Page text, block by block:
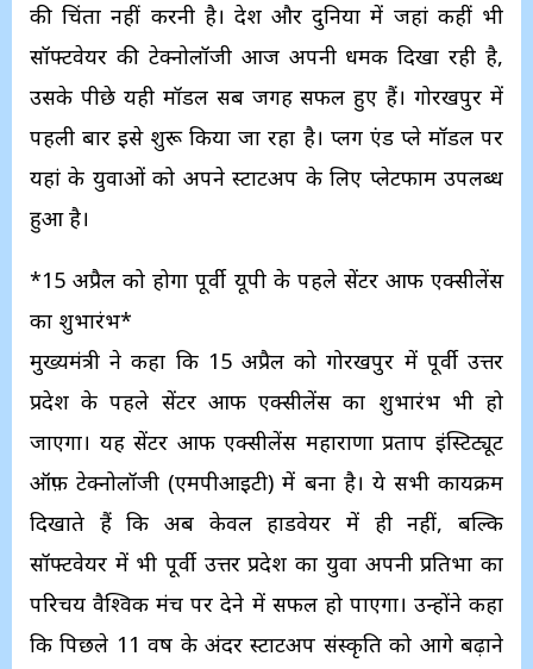
की चिंता नहीं करनी है। देश और दुनिया में जहां कहीं भी
सॉफ्टवेयर की टेक्नोलॉजी आज अपनी धमक दिखा रही है,
उसके पीछे यही मॉडल सब जगह सफल हुए हैं। गोरखपुर में
पहली बार इसे शुरू किया जा रहा है। प्लग एंड प्ले मॉडल पर
यहां के युवाओं को अपने स्टार्टअप के लिए प्लेटफार्म उपलब्ध
हुआ है।
*15 अप्रैल को होगा पूर्वी यूपी के पहले सेंटर आफ एक्सीलेंस
का शुभारंभ*
मुख्यमंत्री ने कहा कि 15 अप्रैल को गोरखपुर में पूर्वी उत्तर
प्रदेश के पहले सेंटर आफ एक्सीलेंस का शुभारंभ भी हो
जाएगा। यह सेंटर आफ एक्सीलेंस महाराणा प्रताप इंस्टिट्यूट
ऑफ़ टेक्नोलॉजी (एमपीआईटी) में बना है। ये सभी कार्यक्रम
दिखाते हैं कि अब केवल हार्डवेयर में ही नहीं, बल्कि
सॉफ्टवेयर में भी पूर्वी उत्तर प्रदेश का युवा अपनी प्रतिभा का
परिचय वैश्विक मंच पर देने में सफल हो पाएगा। उन्होंने कहा
कि पिछले 11 वर्ष के अंदर स्टार्टअप संस्कृति को आगे बढ़ाने